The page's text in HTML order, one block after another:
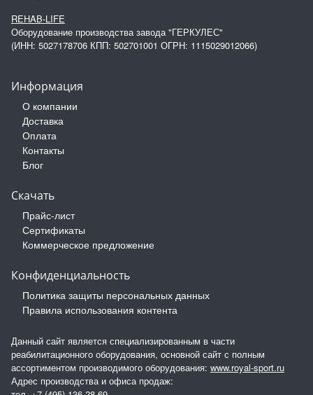
REHAB-LIFE
Оборудование производства завода "ГЕРКУЛЕС"
(ИНН: 5027178706 КПП: 502701001 ОГРН: 1115029012066)
Информация
О компании
Доставка
Оплата
Контакты
Блог
Скачать
Прайс-лист
Сертификаты
Коммерческое предложение
Конфиденциальность
Политика защиты персональных данных
Правила использования контента
Данный сайт является специализированным в части
реабилитационного оборудования, основной сайт с полным
ассортиментом производимого оборудования: www.royal-sport.ru
Адрес производства и офиса продаж: